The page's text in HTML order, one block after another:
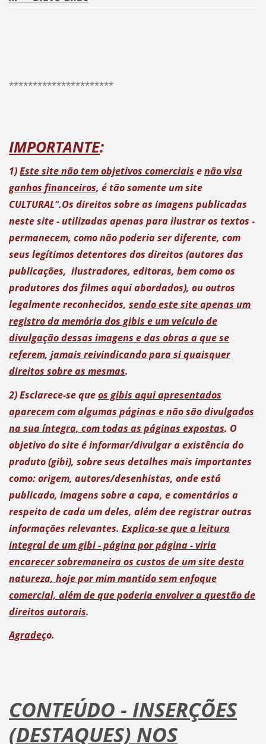
**********************
IMPORTANTE:
1)Este site não tem objetivos comerciais enão visa
ganhos financeiros, é tão somente um site
CULTURAL".Os direitos sobre as imagens publicadas
neste site - utilizadas apenas para ilustrar os textos -
permanecem, como não poderia ser diferente, com
seus legítimos detentores dos direitos (autores das
publicações, ilustradores, editoras, bem como os
produtores dos filmes aqui abordados), ou outros
legalmente reconhecidos, sendo este site apenas um
registro da memória dos gibis e um veículo de
divulgação dessas imagens e das obras a que se
referem, jamais reivindicando para si quaisquer
direitos sobre as mesmas.
2) Esclarece-se queos gibis aqui apresentados
aparecem com algumas páginas e não são divulgados
na sua íntegra, com todas as páginas expostas. O
objetivo do site é informar/divulgar a existência do
produto (gibi), sobre seus detalhes mais importantes
como: origem, autores/desenhistas, onde está
publicado, imagens sobre a capa, e comentários a
respeito de cada um deles, além dee registrar outras
informações relevantes. Explica-se que a leitura
integral de um gibi - página por página - viria
encarecer sobremaneira os custos de um site desta
natureza, hoje por mim mantido sem enfoque
comercial, além de que poderia envolver a questão de
direitos autorais.
Agradeço.
CONTEÚDO - INSERÇÕES
(DESTAQUES) NOS